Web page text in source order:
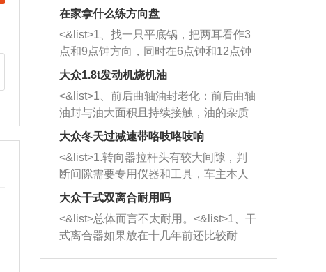
者是细棍，直接将杂物给取出来，如果
堵塞情况比较严重，也可以采取应急措
施。 <&list>2、直接利用木棍将所有的
杂物推到排气管里面的位置处，然后将
三元催化器拆解开，就可以将堵塞的东
西取出来。但如果是因为积碳过多引起
的堵塞，就需要将三元催化器泡在草酸
洗剂对堵塞的情况得到解决，将清洗剂
放在燃油箱中，与燃油混合后，车辆启
动时，就可以和汽油一起进入到燃烧
室，最后形成废气排出，就可以让三元
催化器得到清洗，排气管堵塞的情况就
能够得到解决。
在家拿什么练方向盘
<&list>1、找一只平底锅，把两耳看作3
点和9点钟方向，同时在6点钟和12点钟
方向做一个标记。 <&list>2、双手握住
一圈半的练习，往右同样也要打相同的
圈数。 <&list>3、最后强调要反复练
习，这样就可以形成肌肉记忆，在真实
驾驶车辆时，不需要记忆也能打好方
向。
大众1.8t发动机烧机油
<&list>1、前后曲轴油封老化：前后曲轴
油封与油大面积且持续接触，油的杂质
和发动机内持续温度变化使其密封效果
逐渐减弱，导致渗油或漏油。<&list>2、
活塞间隙过大：积碳会使活塞环与缸体
的间隙扩大，导致机油流入燃烧室中，
造成烧机油。<&list>3、机油粘度。使用
机油粘度过小的话，同样会有烧机油现
象，机油粘度过小具有很好的流动性，
大众冬天过减速带咯吱咯吱响
<&list>1.转向器拉杆头有较大间隙，判
断间隙需要专用仪器和工具，车主本人
无法制作，需要将车辆送到修理厂或4s
店；<&list>2.车辆半轴套管防尘罩破
裂，破裂后会出现漏油现象，使半轴磨
损严重，磨损的半轴容易损坏，产生异
响；<&list>3.稳定器的转向胶套和球头
大众干式双离合耐用吗
<&list>总体而言不太耐用。<&list>1、干
式离合器如果放在十几年前还比较耐